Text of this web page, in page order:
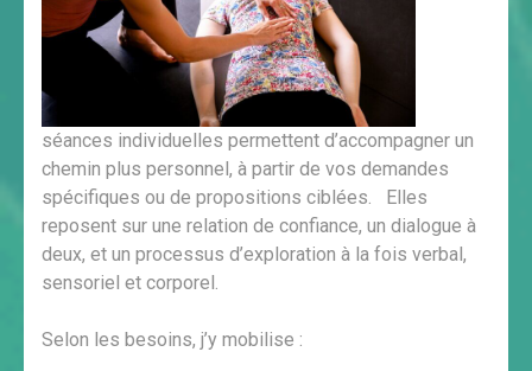
séances individuelles permettent d’accompagner un
chemin plus personnel, à partir de vos demandes
spécifiques ou de propositions ciblées. Elles
reposent sur une relation de confiance, un dialogue à
deux, et un processus d’exploration à la fois verbal,
sensoriel et corporel.
Selon les besoins, j’y mobilise :